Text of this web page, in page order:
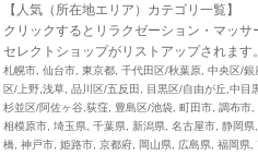
【人気（所在地エリア）カテゴリ一覧】
クリックするとリラクゼーション・マッ
セレクトショップがリストアップされます
札幌市 仙台市 東京都 千代田区/秋葉原 中央区/銀
区/上野,浅草 品川区/五反田
目黒区/自由が丘,中目
杉並区/阿佐ヶ谷,荻窪
豊島区/池袋 町田市 調布市
相模原市 埼玉県 千葉県 新潟県 名古屋市 静岡県
橋 神戸市 姫路市 京都府 岡山県 広島県 福岡県